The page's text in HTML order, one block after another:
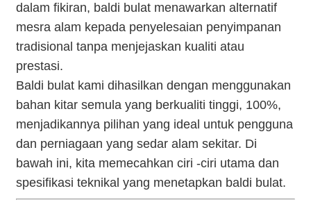
dalam fikiran, baldi bulat menawarkan alternatif
mesra alam kepada penyelesaian penyimpanan
tradisional tanpa menjejaskan kualiti atau
prestasi.
Baldi bulat kami dihasilkan dengan menggunakan
bahan kitar semula yang berkualiti tinggi, 100%,
menjadikannya pilihan yang ideal untuk pengguna
dan perniagaan yang sedar alam sekitar. Di
bawah ini, kita memecahkan ciri -ciri utama dan
spesifikasi teknikal yang menetapkan baldi bulat.